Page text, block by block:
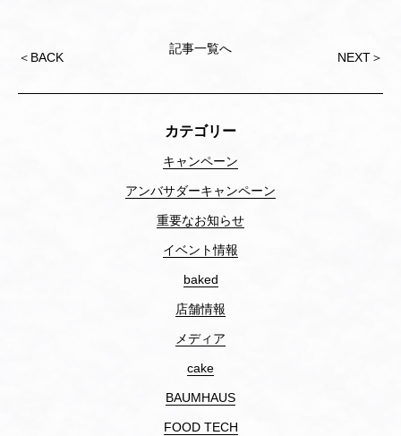
記事一覧へ
Post
＜ BACK NEXT＞
カテゴリー
キャンペーン
アンバサダーキャンペーン
重要なお知らせ
イベント情報
baked
店舗情報
メディア
cake
BAUMHAUS
FOOD TECH